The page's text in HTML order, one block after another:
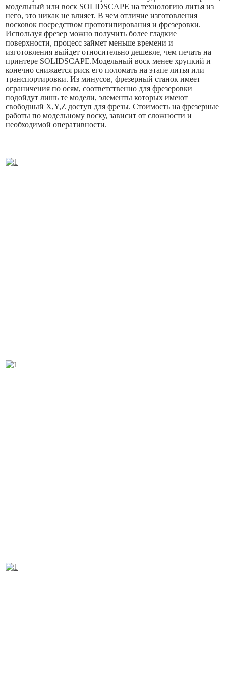
модельный или воск SOLIDSCAPE на технологию литья из
него, это никак не влияет. В чем отличие изготовления
восковок посредством прототипирования и фрезеровки.
Используя фрезер можно получить более гладкие
поверхности, процесс займет меньше времени и
изготовления выйдет относительно дешевле, чем печать на
принтере SOLIDSCAPE.Модельный воск менее хрупкий и
конечно снижается риск его поломать на этапе литья или
транспортировки. Из минусов, фрезерный станок имеет
ограничения по осям, соответственно для фрезеровки
подойдут лишь те модели, элементы которых имеют
свободный X,Y,Z доступ для фрезы. Стоимость на фрезерные
работы по модельному воску, зависит от сложности и
необходимой оперативности.